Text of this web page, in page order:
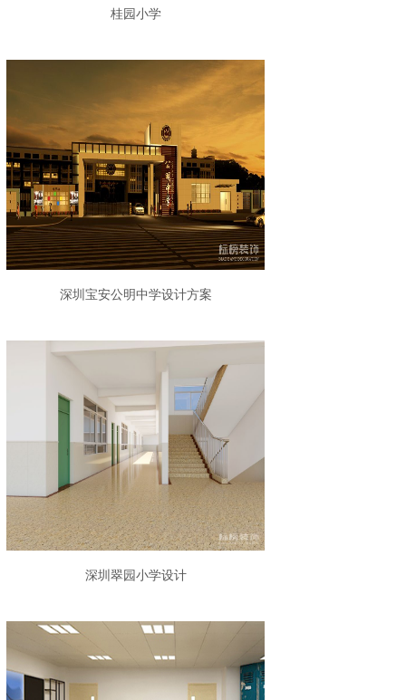
桂园小学
深圳宝安公明中学设计方案
深圳翠园小学设计